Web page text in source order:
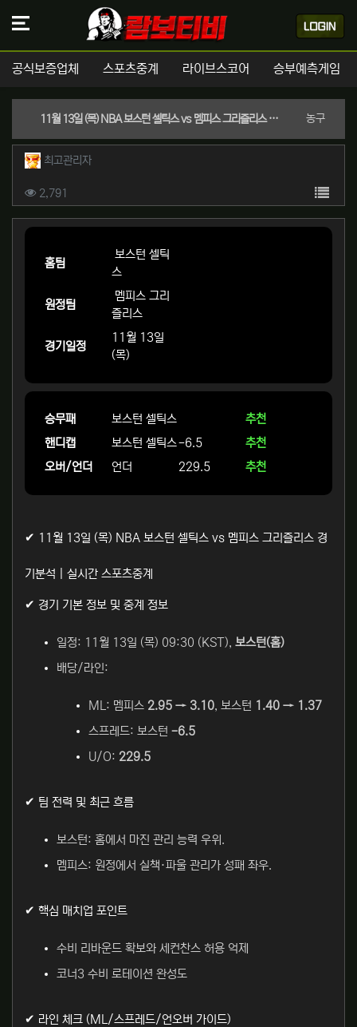
공식보증업체 스포츠중계 라이브스코어 승부예측게임
11월 13일 (목) NBA 보스턴 셀틱스 vs 멤피스 그리즐리스 경기분석 | 실시간 스포츠중계 농구분류
작성자 정보
최고관리자작성
컨텐츠 정보
2,791 목록
본문
홈팀
보스턴 셀틱
스
원정팀
멤피스 그리
즐리스
경기일정
11월 13일
(목)
승무패 보스턴 셀틱스
추천
핸디캡
보스턴 셀틱스-6.5
추천
오버/언더
언더 229.5 추천
✔ 11월 13일 (목) NBA 보스턴 셀틱스 vs 멤피스 그리즐리스 경
기분석 | 실시간 스포츠중계
✔ 경기 기본 정보 및 중계 정보
일정: 11월 13일 (목) 09:30 (KST), 보스턴(홈)
배당/라인:
ML: 멤피스 2.95 → 3.10, 보스턴 1.40 → 1.37
스프레드: 보스턴 -6.5
U/O: 229.5
✔ 팀 전력 및 최근 흐름
보스턴: 홈에서 마진 관리 능력 우위.
멤피스: 원정에서 실책·파울 관리가 성패 좌우.
✔ 핵심 매치업 포인트
수비 리바운드 확보와 세컨찬스 허용 억제
코너3 수비 로테이션 완성도
✔ 라인 체크 (ML/스프레드/언오버 가이드)